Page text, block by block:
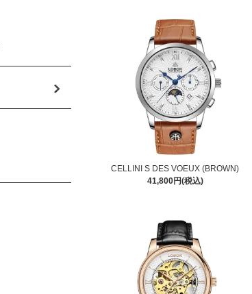
CELLINI S DES VOEUX (BROWN)
41,800円(税込)